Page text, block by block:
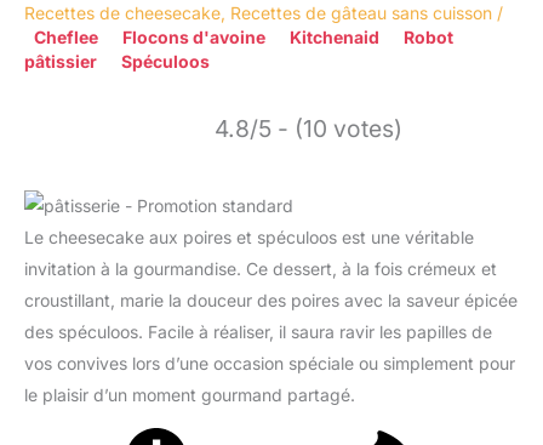
Recettes de cheesecake, Recettes de gâteau sans cuisson /
Cheflee
Flocons d'avoine Kitchenaid
Robot
pâtissier
Spéculoos
4.8/5 - (10 votes)
Le cheesecake aux poires et spéculoos est une véritable
invitation à la gourmandise. Ce dessert, à la fois crémeux et
croustillant, marie la douceur des poires avec la saveur épicée
des spéculoos. Facile à réaliser, il saura ravir les papilles de
vos convives lors d’une occasion spéciale ou simplement pour
le plaisir d’un moment gourmand partagé.